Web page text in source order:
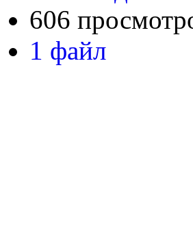
606
1 файл